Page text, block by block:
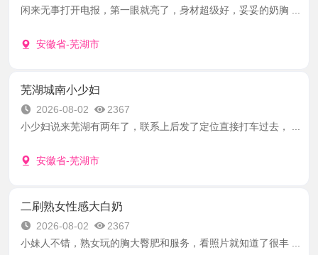
闲来无事打开电报，第一眼就亮了，身材超级好，妥妥的奶胸 ...
安徽省-芜湖市
芜湖城南小少妇
2026-08-02
2367
小少妇说来芜湖有两年了，联系上后发了定位直接打车过去， ...
安徽省-芜湖市
二刷熟女性感大白奶
2026-08-02
2367
小妹人不错，熟女玩的胸大臀肥和服务，看照片就知道了很丰 ...